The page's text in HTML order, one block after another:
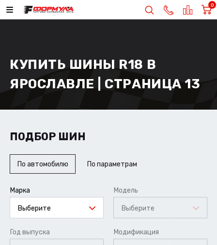
0
КУПИТЬ ШИНЫ R18 В
ЯРОСЛАВЛЕ | СТРАНИЦА 13
ПОДБОР ШИН
По автомобилю По параметрам
Марка
Выберите
Модель
Выберите
Год выпуска Модификация